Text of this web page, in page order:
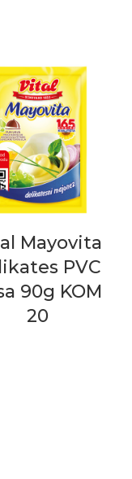
Mayovita
PVC
90g KOM
20